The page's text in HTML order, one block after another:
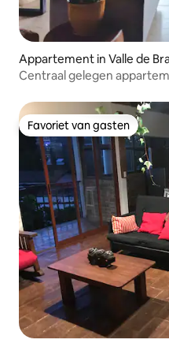
Appartement in Valle de
Centraal gelegen
Favoriet van gasten
Favoriet van gasten